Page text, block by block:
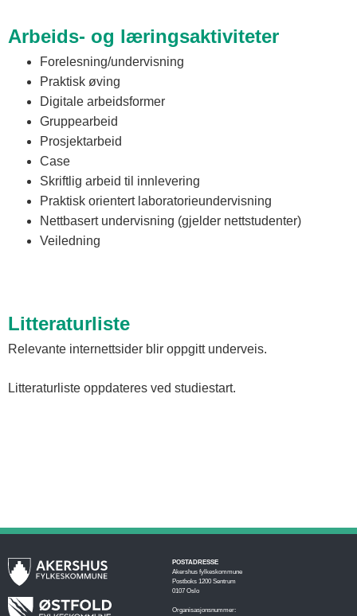
Arbeids- og læringsaktiviteter
Forelesning/undervisning
Praktisk øving
Digitale arbeidsformer
Gruppearbeid
Prosjektarbeid
Case
Skriftlig arbeid til innlevering
Praktisk orientert laboratorieundervisning
Nettbasert undervisning (gjelder nettstudenter)
Veiledning
Litteraturliste
Relevante internettsider blir oppgitt underveis.
Litteraturliste oppdateres ved studiestart.
POSTADRESSE
Akershus fylkeskommune
Postboks 1200 Sentrum
0107 Oslo
Organisasjonsnummer: